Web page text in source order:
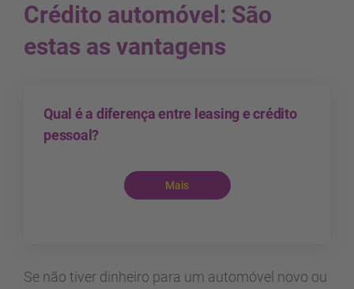
Crédito automóvel: São
estas as vantagens
Qual é a diferença entre leasing e crédito
pessoal?
Mais
Se não tiver dinheiro para um automóvel novo ou